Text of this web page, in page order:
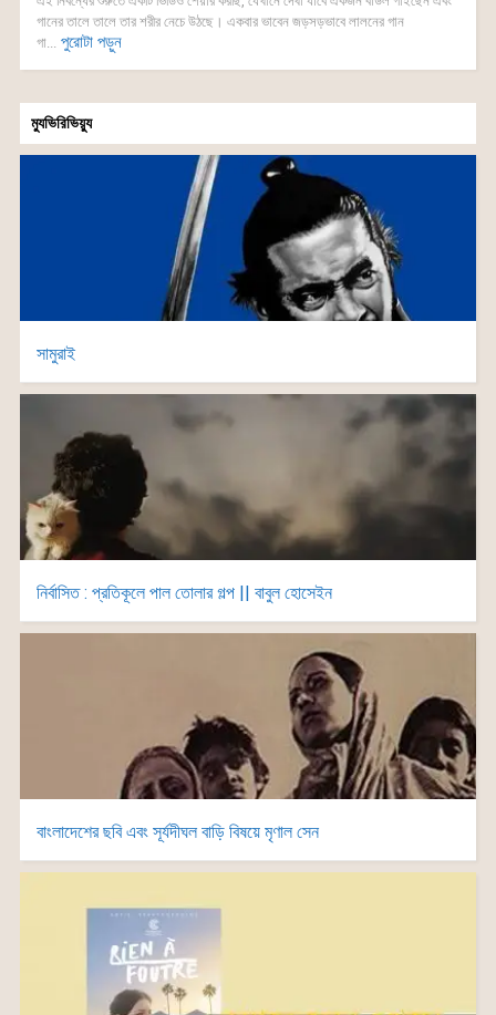
গানের তালে তালে তার শরীর নেচে উঠছে। একবার ভাবেন জড়সড়ভাবে লালনের গান
গা...
পুরোটা পড়ুন
ম্যুভিরিভিয়্যু
সামুরাই
নির্বাসিত : প্রতিকূলে পাল তোলার গল্প || বাবুল হোসেইন
বাংলাদেশের ছবি এবং সূর্যদীঘল বাড়ি বিষয়ে মৃণাল সেন